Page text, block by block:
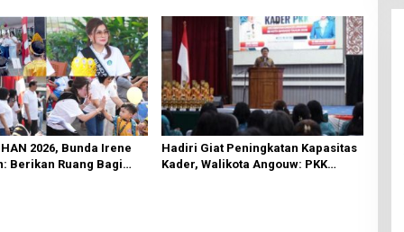
2026, Bunda Irene
Berikan Ruang Bagi
Hadiri Giat Peningkatan Kapasitas
Kader, Walikota Angouw: PKK